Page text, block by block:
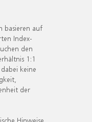
basieren auf
Index-
den
1:1
keine
der